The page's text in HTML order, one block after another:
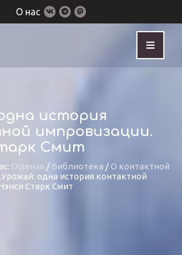
О нас
история
импровизации.
Смит
Главная / Библиотека / О контактной
Урожай: одна история контактной
Старк Смит